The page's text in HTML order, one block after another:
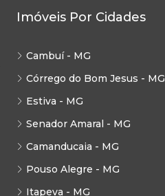
Imóveis Por Cidades
Cambuí - MG
Córrego do Bom Jesus - MG
Estiva - MG
Senador Amaral - MG
Camanducaia - MG
Pouso Alegre - MG
Itapeva - MG